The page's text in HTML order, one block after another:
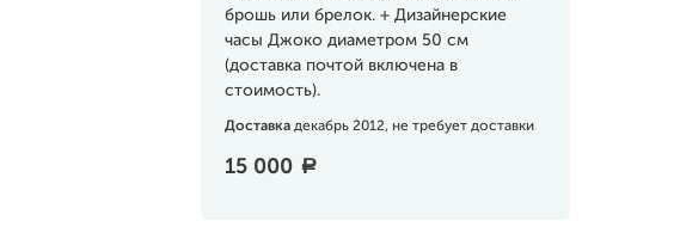
брошь или брелок. + Дизайнерские
часы Джоко диаметром 50 см
(доставка почтой включена в
стоимость).
Доставка декабрь 2012, не требует доставки
15 000 a